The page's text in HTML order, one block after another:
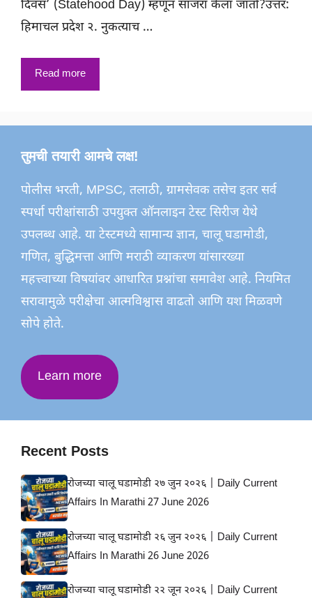
दिवस’ (Statehood Day) म्हणून साजरा केला जातो?उत्तर:
हिमाचल प्रदेश २. नुकत्याच …
Read more
तुमची तयारी आमचे लक्ष!
पोलीस भरती, MPSC, तलाठी, ग्रामसेवक तसेच इतर सर्व
स्पर्धा परीक्षांसाठी उपयुक्त ऑनलाइन टेस्ट सिरीज येथे
उपलब्ध आहे. या टेस्टमध्ये सामान्य ज्ञान, चालू घडामोडी,
गणित, बुद्धिमत्ता आणि मराठी व्याकरण यांसारख्या
महत्त्वाच्या विषयांवर आधारित प्रश्नांचा समावेश आहे. नियमित
सरावामुळे परीक्षेचा आत्मविश्वास वाढतो आणि यश मिळवणे
सोपे होते.
Learn more
Recent Posts
रोजच्या चालू घडामोडी २७ जुन २०२६ | Daily Current
Affairs In Marathi 27 June 2026
रोजच्या चालू घडामोडी २६ जुन २०२६ | Daily Current
Affairs In Marathi 26 June 2026
रोजच्या चालू घडामोडी २२ जून २०२६ | Daily Current